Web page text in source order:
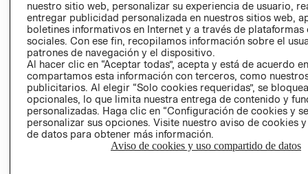
GIFT CARD
AVISO DE
COOKIES
Uruguay ($U)
nuestro sitio web, personalizar su experiencia de usuario,
entregar publicidad personalizada en nuestros sitios web,
boletines informativos en Internet y a través de plataformas
sociales. Con ese fin, recopilamos información sobre el
patrones de navegación y el dispositivo.
Al hacer clic en “Aceptar todas”, acepta y está de acuerdo
compartamos esta información con terceros, como
publicitarios. Al elegir “Solo cookies requeridas”, se
opcionales, lo que limita nuestra entrega de contenido y
personalizadas. Haga clic en “Configuración de cookies y
personalizar sus opciones. Visite nuestro aviso de cookies
de datos para obtener más información.
Aviso de cookies y uso compartido de datos